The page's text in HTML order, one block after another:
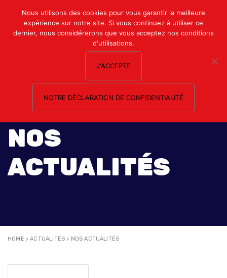
Mon compte
Nous contacter
NOS
ACTUALITÉS
HOME >ACTUALITÉS > NOS ACTUALITÉS
Nous utilisons des cookies pour vous garantir la meilleure
expérience sur notre site. Si vous continuez à utiliser ce
dernier, nous considérerons que vous acceptez nos conditions
d'utilisations.
J'ACCEPTE
NOTRE DÉCLARATION DE CONFIDENTIALITÉ